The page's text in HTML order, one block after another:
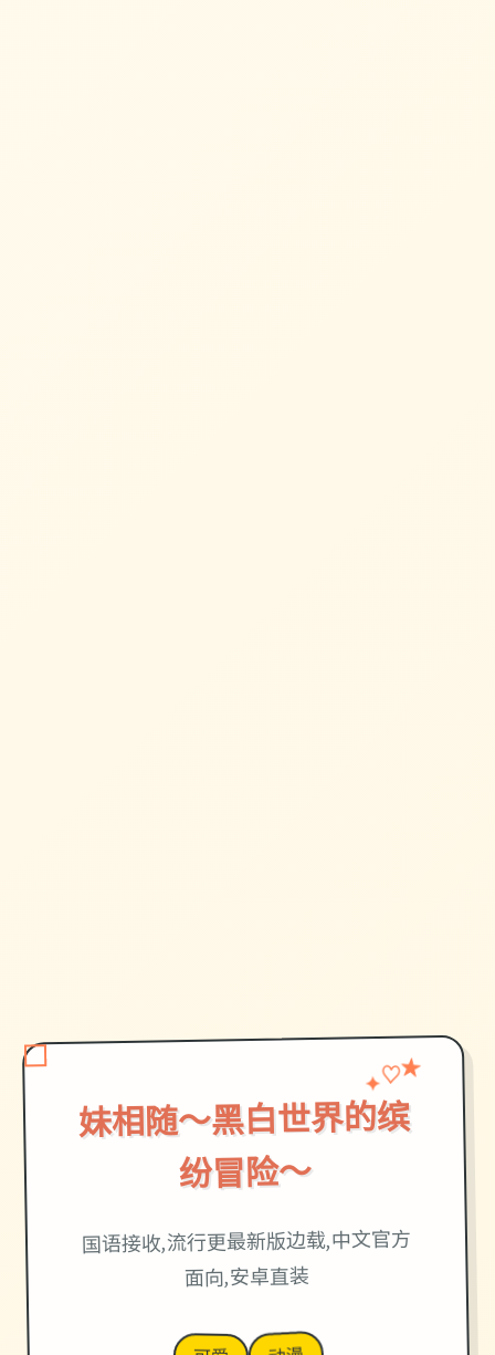
妹相随～黑白世界的缤
纷冒险～
✦♡★
国语接收,流行更最新版边载,中文官方
面向,安卓直装